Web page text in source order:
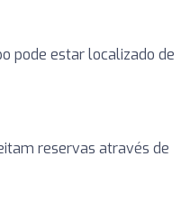
pode estar localizado de
reservas através de